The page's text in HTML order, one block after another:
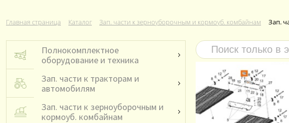
Главная страница Каталог Зап. части к зерноуборочным и кормоуб. комбайнам Зап.
Полнокомплектное
оборудование и техника
Зап. части к тракторам и
автомобилям
Зап. части к зерноуборочным и
кормоуб. комбайнам